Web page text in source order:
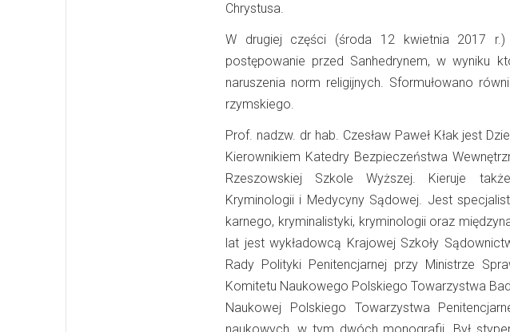
Chrystusa.
W drugiej części (środa 12 kwietnia 2017 r.)
postępowanie przed Sanhedrynem, w wyniku
naruszenia norm religijnych. Sformułowano
rzymskiego.
Prof. nadzw. dr hab. Czesław Paweł Kłak jest
Kierownikiem Katedry Bezpieczeństwa
Rzeszowskiej Szkole Wyższej. Kieruje
Kryminologii i Medycyny Sądowej. Jest
karnego, kryminalistyki, kryminologii oraz
lat jest wykładowcą Krajowej Szkoły
Rady Polityki Penitencjarnej przy Ministrze
Komitetu Naukowego Polskiego Towarzystwa
Naukowej Polskiego Towarzystwa